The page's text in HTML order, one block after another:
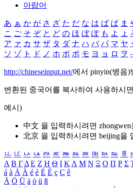
아랍어
あ ぁ か が さ ざ た だ な は ば ぱ ま
こ ご そ ぞ と ど の ほ ぼ ぽ も よ ょ
ア ァ カ サ ザ タ ダ ナ ハ バ パ マ ヤ
ソ ゾ ト ド ノ ホ ボ ポ モ ヨ ョ ロ ヲ
http://chineseinput.net/에서 pinyin(병음
변환된 중국어를 복사하여 사용하시
예시)
中文 을 입력하시려면 zhongwen
北京 을 입력하시려면 beijing을
ㅥ ㅦ ㅧ ㅨ ㅩ ㅪ ㅫ ㅬ ㅭ ㅮ ㅯ ㅰ ㅱ
Α Β ΓΔ Ε Ζ Η Θ Ι ΚΛ Μ Ν Ξ Ο Π Ρ Σ
á à Á À é è É È ç Ç ê
Ä Ö Ü ä ö ü ß